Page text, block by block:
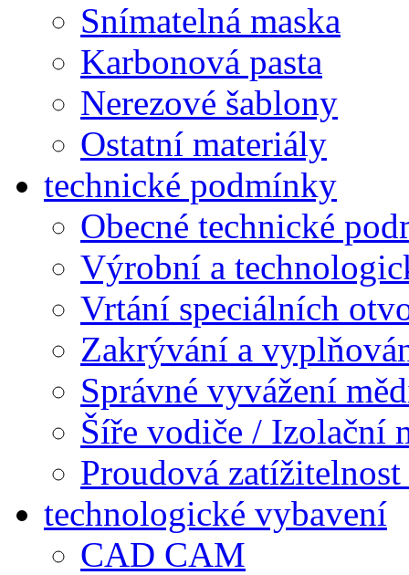
Snímatelná maska
Karbonová pasta
Nerezové šablony
Ostatní materiály
technické podmínky
Obecné technické
Výrobní a
Vrtání speciálních
Zakrývání a
Správné vyvážení
Šíře vodiče / Izolační
Proudová
technologické vybavení
CAD CAM